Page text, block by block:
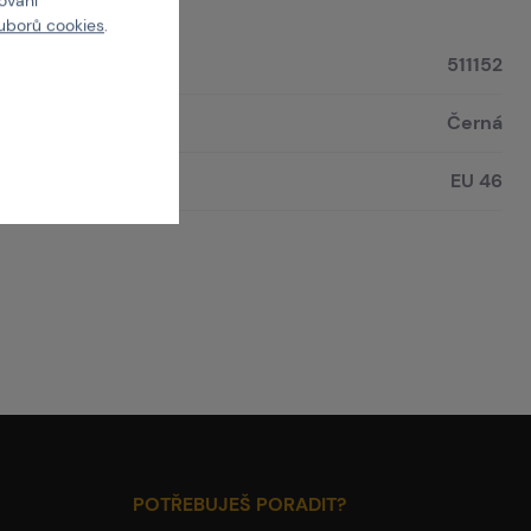
511152
Černá
EU 46
POTŘEBUJEŠ PORADIT?
cookies.